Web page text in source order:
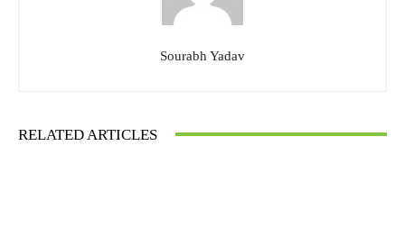
Sourabh Yadav
RELATED ARTICLES